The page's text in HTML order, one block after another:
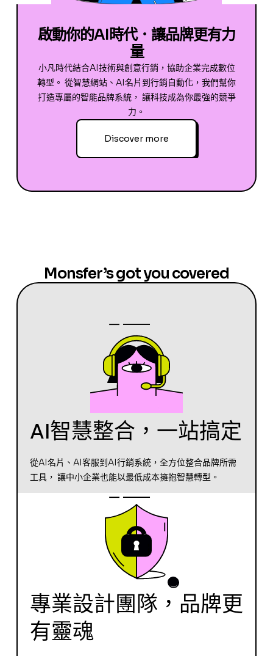
啟動你的AI時代．讓品牌更有力
量
小凡時代結合AI技術與創意行銷，協助企業完成數位
轉型。 從智慧網站、AI名片到行銷自動化，我們幫你
打造專屬的智能品牌系統， 讓科技成為你最強的競爭
力。
Discover more
Monsfer’s got you covered
AI智慧整合，一站搞定
從AI名片、AI客服到AI行銷系統，全方位整合品牌所需
工具， 讓中小企業也能以最低成本擁抱智慧轉型。
專業設計團隊，品牌更
有靈魂